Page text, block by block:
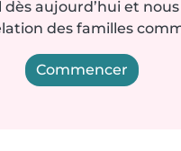
aujourd’hui et
des familles
Commencer